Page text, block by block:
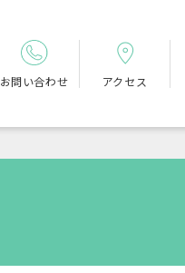
お問い合わせ アクセス